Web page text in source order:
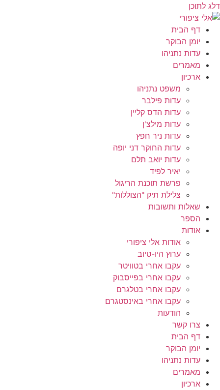
דלג לתוכן
דף הבית
יומן הבוקר
עדות נתניהו
מאמרים
ארכיון
משפט נתניהו
עדות פילבר
עדות הדס קליין
עדות מילצ'ן
עדות ניר חפץ
עדות החוקר דני יופה
עדות יואב תלם
יאיר לפיד
פרשת תוכנת הריגול
צלילת תיק "הצוללות"
שאלות ותשובות
הספר
אודות
אודות אלי ציפורי
ערוץ היו-טיוב
עקבו אחרי בטוויטר
עקבו אחרי בפייסבוק
עקבו אחרי בטלגרם
עקבו אחרי באינסטגרם
הודעות
צרו קשר
דף הבית
יומן הבוקר
עדות נתניהו
מאמרים
ארכיון